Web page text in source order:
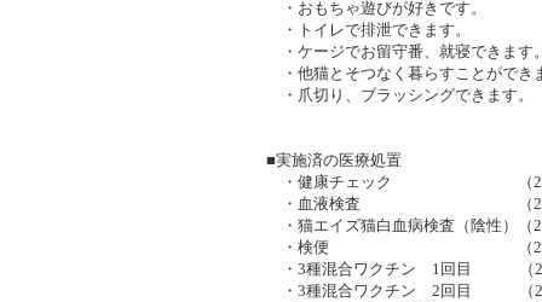
・おもちゃ遊びが好きです。
・トイレで排泄できます。
・ケージでお留守番、就寝できます
・他猫とそつなく暮らすことができ
・爪切り、ブラッシングできます。
■実施済の医療処置
・健康チェック （
・血液検査 （2025/
・猫エイズ猫白血病検査（陰性）（
・検便 （2025/
・3種混合ワクチン 1回目 （
・3種混合ワクチン 2回目 （